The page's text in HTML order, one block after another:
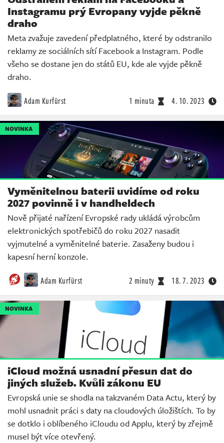
Instagramu prý Evropany vyjde pěkně
draho
Meta zvažuje zavedení předplatného, které by odstranilo
reklamy ze sociálních sítí Facebook a Instagram. Podle
všeho se dostane jen do států EU, kde ale vyjde pěkně
draho.
Adam Kurfürst 1 minuta 4. 10. 2023
NOVINKA
Vyměnitelnou baterii uvidíme od roku
2027 povinně i v handheldech
Nově přijaté nařízení Evropské rady ukládá výrobcům
elektronických spotřebičů do roku 2027 nasadit
vyjmutelné a vyměnitelné baterie. Zasaženy budou i
kapesní herní konzole.
Adam Kurfürst 2 minuty 18. 7. 2023
NOVINKA
iCloud možná usnadní přesun dat do
jiných služeb. Kvůli zákonu EU
Evropská unie se shodla na takzvaném Data Actu, který by
mohl usnadnit práci s daty na cloudových úložištích. To by
se dotklo i oblíbeného iCloudu od Applu, který by zřejmě
musel být více otevřený.